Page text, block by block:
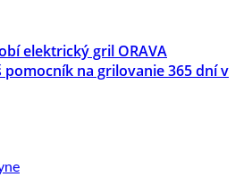
elektrický gril ORAVA
pomocník na grilovanie 365 dní v